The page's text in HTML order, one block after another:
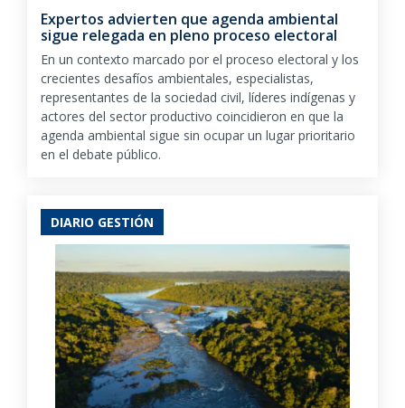
Expertos advierten que agenda ambiental
sigue relegada en pleno proceso electoral
En un contexto marcado por el proceso electoral y los
crecientes desafíos ambientales, especialistas,
representantes de la sociedad civil, líderes indígenas y
actores del sector productivo coincidieron en que la
agenda ambiental sigue sin ocupar un lugar prioritario
en el debate público.
DIARIO GESTIÓN